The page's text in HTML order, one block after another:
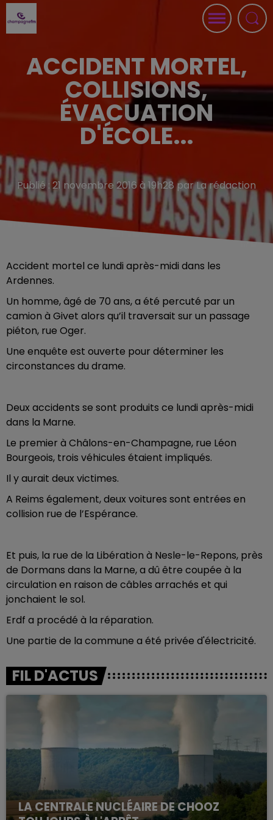
ACCIDENT MORTEL,
COLLISIONS,
ÉVACUATION
D'ÉCOLE...
Publié : 21 novembre 2016 à 19h28 par La rédaction
Accident mortel ce lundi après-midi dans les
Ardennes.
Un homme, âgé de 70 ans, a été percuté par un
camion à Givet alors qu’il traversait sur un passage
piéton, rue Oger.
Une enquête est ouverte pour déterminer les
circonstances du drame.
Deux accidents se sont produits ce lundi après-midi
dans la Marne.
Le premier à Châlons-en-Champagne, rue Léon
Bourgeois, trois véhicules étaient impliqués.
Il y aurait deux victimes.
A Reims également, deux voitures sont entrées en
collision rue de l’Espérance.
Et puis, la rue de la Libération à Nesle-le-Repons, près
de Dormans dans la Marne, a dû être coupée à la
circulation en raison de câbles arrachés et qui
jonchaient le sol.
Erdf a procédé à la réparation.
Une partie de la commune a été privée d'électricité.
FIL D'ACTUS
LA CENTRALE NUCLÉAIRE DE CHOOZ